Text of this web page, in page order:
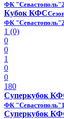
ФК "Севастополь"
Кубок КФС
ФК "Севастополь"
1 (0)
0
0
1
0
0
180
Суперкубок
ФК "Севастополь"
Суперкубок